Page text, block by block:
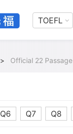
TOEFL
> Official 22
Q6 Q7 Q8